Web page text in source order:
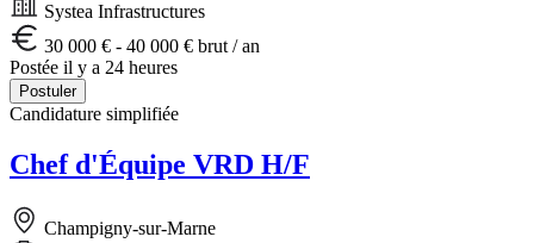
Systea Infrastructures
30 000 € - 40 000 € brut / an
Postée il y a 24 heures
Postuler
Candidature simplifiée
Chef d'Équipe VRD H/F
Champigny-sur-Marne